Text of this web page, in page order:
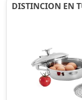
DISTINCION EN